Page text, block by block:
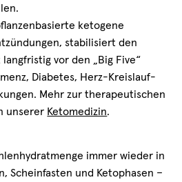
ketogene
stabilisiert den
vor den „Big Five“
Diabetes, Herz-Kreislauf-
Mehr zur therapeutischen
unserer Ketomedizin.
immer wieder in
Scheinfasten und Ketophasen –